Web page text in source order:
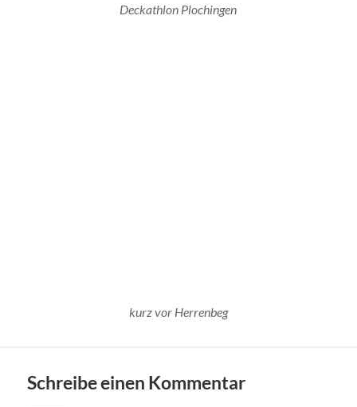
Deckathlon Plochingen
kurz vor Herrenbeg
Schreibe einen Kommentar